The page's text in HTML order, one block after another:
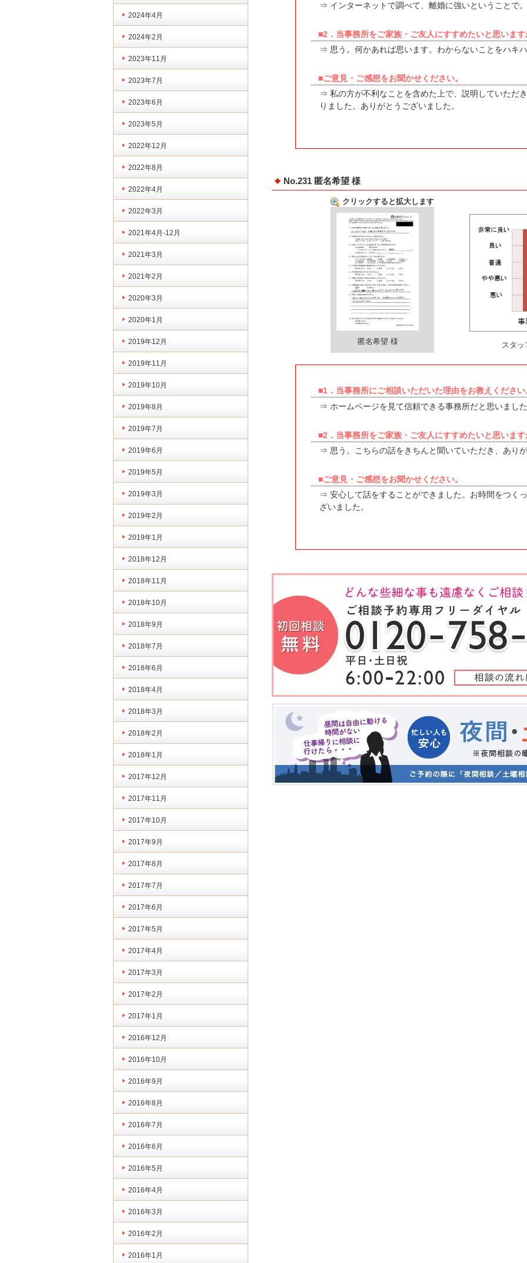
⇒ インターネットで調べて、離婚に強いということで。
■2．当事務所をご家族・ご友人にすすめたいと思います
⇒ 思う。何かあれば思います。わからないことをハキ
■ご意見・ご感想をお聞かせください。
⇒ 私の方が不利なことを含めた上で、説明していただ
りました。ありがとうございました。
No.231 匿名希望 様
クリックすると拡大します
匿名希望 様 スタッ
■1．当事務所にご相談いただいた理由をお教えください
⇒ ホームページを見て信頼できる事務所だと思いまし
■2．当事務所をご家族・ご友人にすすめたいと思います
⇒ 思う。こちらの話をきちんと聞いていただき、あり
■ご意見・ご感想をお聞かせください。
⇒ 安心して話をすることができました。お時間をつく
ざいました。
2024年4月
2024年2月
2023年11月
2023年7月
2023年6月
2023年5月
2022年12月
2022年8月
2022年4月
2022年3月
2021年4月-12月
2021年3月
2021年2月
2020年3月
2020年1月
2019年12月
2019年11月
2019年10月
2019年8月
2019年7月
2019年6月
2019年5月
2019年3月
2019年2月
2019年1月
2018年12月
2018年11月
2018年10月
2018年9月
2018年7月
2018年6月
2018年4月
2018年3月
2018年2月
2018年1月
2017年12月
2017年11月
2017年10月
2017年9月
2017年8月
2017年7月
2017年6月
2017年5月
2017年4月
2017年3月
2017年2月
2017年1月
2016年12月
2016年10月
2016年9月
2016年8月
2016年7月
2016年6月
2016年5月
2016年4月
2016年3月
2016年2月
2016年1月